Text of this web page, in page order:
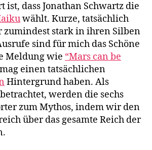
ist, dass Jonathan Schwartz die
wählt. Kurze, tatsächlich
zumindest stark in ihren Silben
sind für mich das Schöne
Meldung wie “Mars can be
mag einen tatsächlichen
Hintergrund haben. Als
werden die sechs
zum Mythos, indem wir den
über das gesamte Reich der